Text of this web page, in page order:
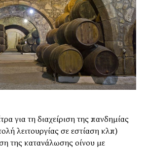
για τη διαχείριση της πανδημίας
λειτουργίας σε εστίαση κλπ)
της κατανάλωσης οίνου με